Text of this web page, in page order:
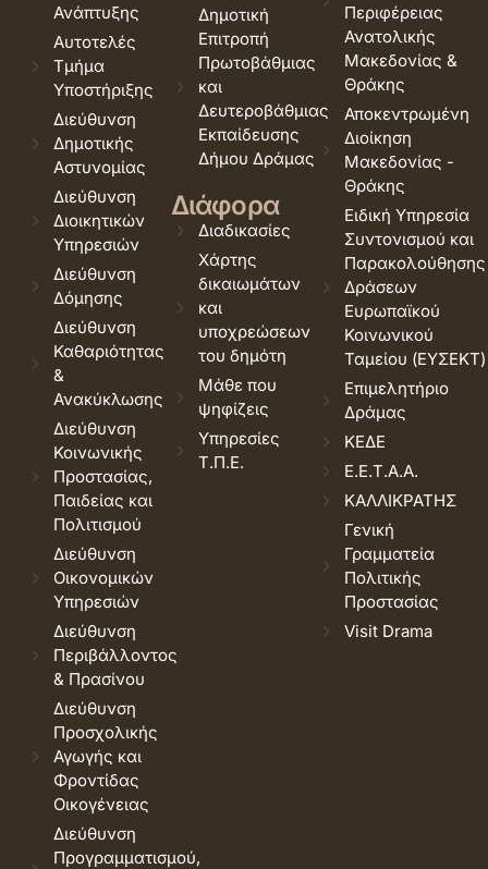
Ανάπτυξης
Αυτοτελές
Τμήμα
Υποστήριξης
Διεύθυνση
Δημοτικής
Αστυνομίας
Διεύθυνση
Διοικητικών
Υπηρεσιών
Διεύθυνση
Δόμησης
Διεύθυνση
Καθαριότητας
&
Ανακύκλωσης
Διεύθυνση
Κοινωνικής
Προστασίας,
Παιδείας και
Πολιτισμού
Διεύθυνση
Οικονομικών
Υπηρεσιών
Διεύθυνση
Περιβάλλοντος
& Πρασίνου
Διεύθυνση
Προσχολικής
Αγωγής και
Φροντίδας
Οικογένειας
Διεύθυνση
Προγραμματισμού,
Δημοτική
Επιτροπή
Πρωτοβάθμιας
και
Δευτεροβάθμιας
Εκπαίδευσης
Δήμου Δράμας
Διάφορα
Διαδικασίες
Χάρτης
δικαιωμάτων
και
υποχρεώσεων
του δημότη
Μάθε που
ψηφίζεις
Υπηρεσίες
Τ.Π.Ε.
Περιφέρειας
Ανατολικής
Μακεδονίας &
Θράκης
Αποκεντρωμένη
Διοίκηση
Μακεδονίας -
Θράκης
Ειδική Υπηρεσία
Συντονισμού και
Παρακολούθησης
Δράσεων
Ευρωπαϊκού
Κοινωνικού
Ταμείου (ΕΥΣΕΚΤ)
Επιμελητήριο
Δράμας
ΚΕΔΕ
Ε.Ε.Τ.Α.Α.
ΚΑΛΛΙΚΡΑΤΗΣ
Γενική
Γραμματεία
Πολιτικής
Προστασίας
Visit Drama